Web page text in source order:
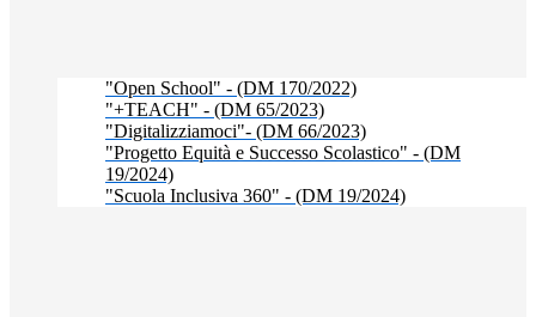
"Open School" - (DM 170/2022)
"+TEACH" - (DM 65/2023)
"Digitalizziamoci"- (DM 66/2023)
"Progetto Equità e Successo Scolastico" - (DM
19/2024)
"Scuola Inclusiva 360" - (DM 19/2024)